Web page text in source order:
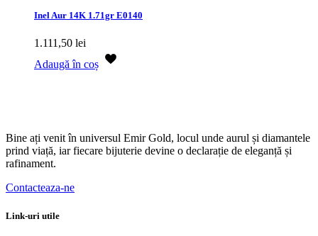
Inel Aur 14K 1.71gr E0140
1.111,50 lei
Adaugă în coș
Bine ați venit în universul Emir Gold, locul unde aurul și diamantele
prind viață, iar fiecare bijuterie devine o declarație de eleganță și
rafinament.
Contacteaza-ne
Link-uri utile